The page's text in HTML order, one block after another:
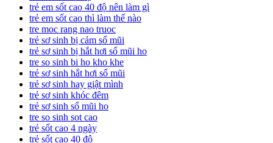
trẻ em sốt cao 40 độ nên làm gì
trẻ em sốt cao thì làm thế nào
tre moc rang nao truoc
trẻ sơ sinh bị cảm sổ mũi
trẻ sơ sinh bị hắt hơi sổ mũi ho
tre so sinh bi ho kho khe
trẻ sơ sinh hắt hơi sổ mũi
trẻ sơ sinh hay giật mình
trẻ sơ sinh khóc đêm
trẻ sơ sinh sổ mũi ho
tre so sinh sot cao
trẻ sốt cao 4 ngày
trẻ sốt cao 40 độ